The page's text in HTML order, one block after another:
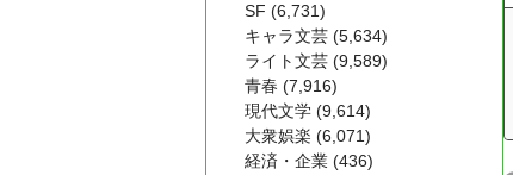
SF (6,731)
キャラ文芸 (5,634)
ライト文芸 (9,589)
青春 (7,916)
現代文学 (9,614)
大衆娯楽 (6,071)
経済・企業 (436)